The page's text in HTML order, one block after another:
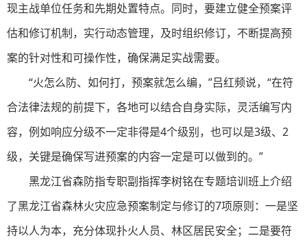
现主战单位任务和先期处置特点。同时，要建立健全预案评
估和修订机制，实行动态管理，及时组织修订，不断提高预
案的针对性和可操作性，确保满足实战需要。
“火怎么防、如何打，预案就怎么编，”吕红频说，“在符
合法律法规的前提下，各地可以结合自身实际，灵活编写内
容，例如响应分级不一定非得是4个级别，也可以是3级、2
级，关键是确保写进预案的内容一定是可以做到的。”
黑龙江省森防指专职副指挥李树铭在专题培训班上介绍
了黑龙江省森林火灾应急预案制定与修订的7项原则：一是坚
持以人为本，充分体现扑火人员、林区居民安全；二是要符